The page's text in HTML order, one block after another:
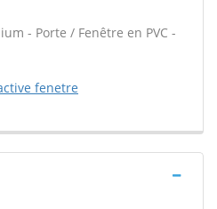
- Porte / Fenêtre en PVC -
fenetre